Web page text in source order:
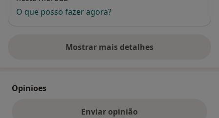
O que posso fazer agora?
Mostrar mais detalhes
sobre o endereço
Opinioes
Enviar opinião